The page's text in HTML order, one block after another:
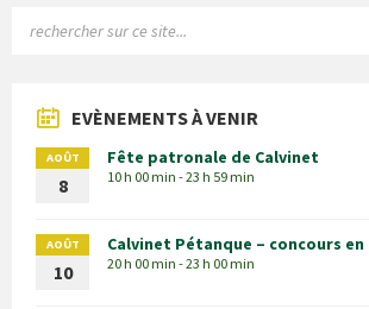
EVÈNEMENTS À VENIR
AOÛT
8
Fête patronale de Calvinet
10 h 00 min - 23 h 59 min
AOÛT
10
Calvinet Pétanque – concours
20 h 00 min - 23 h 00 min